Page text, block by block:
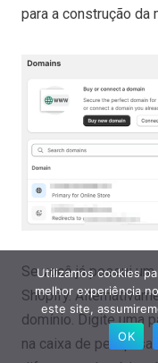
para a construção da
Se você já possui
Shopify.
domínio. Digite uma
na caixa de
Utilizamos cookies
melhor experiência
este site,
OK